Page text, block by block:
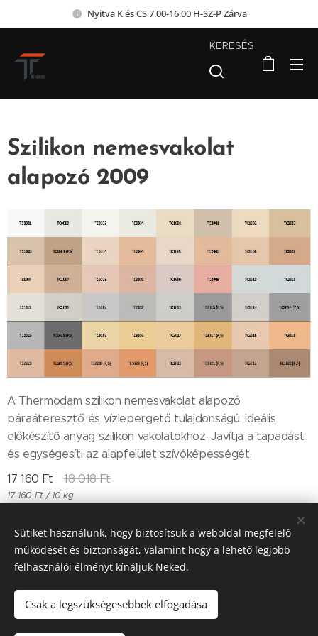
Nyitva K és CS 7.00-16.00 H-SZ-P Zárva
KERESÉS
Szilikon nemesvakolat
alapozó 2009
A Thermodam szilikon nemesvakolat alapozó
páraáteresztő és vízlepergető tulajdonságú, ideális
előkészítő anyag szilikon vakolatokhoz. Javítja a tapadást
és egységesíti az alapfelület szívóképességét.
17 160 Ft 18 018Ft
17 160 Ft / 10 kg
Till "96" Kft Adószán: 11385497-2-05
Sütiket használunk, hogy biztosítsuk a weboldal megfelelő
működését és biztonságát, valamint hogy a lehető legjobb
felhasználói élményt kínáljuk Neked.
Csak a legszükségesebbek elfogadása